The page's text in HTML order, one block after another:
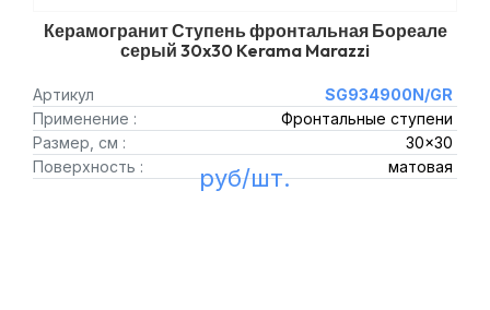
Керамогранит Ступень фронтальная Бореале
серый 30x30 Kerama Marazzi
Артикул
SG934900N/GR
Применение :
Фронтальные ступени
Размер, см :
30x30
Поверхность :
матовая
руб/шт.